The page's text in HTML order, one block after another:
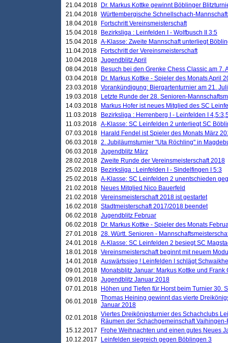
21.04.2018
Dr. Markus Kottke gewinnt Böblinger
21.04.2018 Württembergische Schnellschach-
18.04.2018
Fortschritt Vereinsmeisterschaft
15.04.2018
Bezirksliga : Leinfelden I - Wolfbusch II 3:5
15.04.2018 A-Klasse: Zweite Mannschaft unterliegt
11.04.2018
Fortschritt der Vereinsmeisterschaft
10.04.2018 Jugendblitz April
08.04.2018
Besuch bei den Grenke Chess Classic am 7.
03.04.2018
Dr. Markus Kottke - Spieler des Monats April
23.03.2018 Vorankündigung: Biergartenturnier am 21.
19.03.2018
Letzte Runde der 28. Senioren-
14.03.2018
Markus Hofer ist neues Mitglied des SC
11.03.2018
Bezirksliga : Herrenberg I - Leinfelden I
11.03.2018 A-Klasse: SC Leinfelden 2 unterliegt SC
07.03.2018
Harald Fendel ist Spieler des Monats März
06.03.2018 2. Jubiläumsturnier "Uta Röchling" in
06.03.2018 Jugendblitz März
28.02.2018 Zweite Runde der Vereinsmeisterschaft 2018
25.02.2018
Bezirksliga : Leinfelden I - Sindelfingen I 5:3
25.02.2018 A-Klasse: SC Leinfelden 2 unentschieden
21.02.2018
Neues Mitglied Nico Bauerfeld
21.02.2018 Vereinsmeisterschaft 2018 ist gestartet
16.02.2018 Stadtmeisterschaft 2017/2018 beendet
06.02.2018 Jugendblitz Februar
06.02.2018
Dr. Markus Kottke - Spieler des Monats
27.01.2018 28. Württ. Senioren -
24.01.2018 A-Klasse: SC Leinfelden 2 besiegt SC
18.01.2018 Vereinsmeisterschaft beginnt mit neuem
14.01.2018 Auswärtssieg ! Leinfelden I schlägt
09.01.2018
Monatsblitz Januar: Markus Kottke und
09.01.2018 Jugendblitz Januar 2018
07.01.2018
Höhen und Tiefen für Horst beim Turnier 30.
06.01.2018 Thomas Heining gewinnt das vierte
Januar 2018
02.01.2018 Viertes Dreikönigsturnier des Schachclubs
Räumen der Schachgemeinschaft
15.12.2017
Frohe Weihnachten und einen gutes Neues
10.12.2017
Leinfelden siegreich gegen Böblingen 3